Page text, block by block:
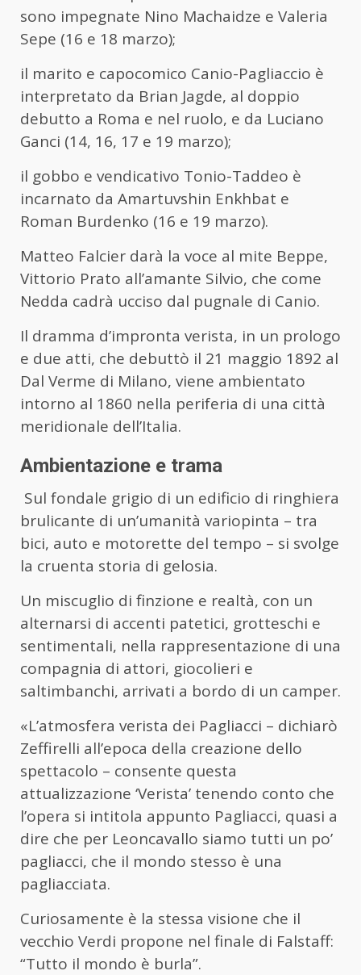
sono impegnate Nino Machaidze e Valeria
Sepe (16 e 18 marzo);
il marito e capocomico Canio-Pagliaccio è
interpretato da Brian Jagde, al doppio
debutto a Roma e nel ruolo, e da Luciano
Ganci (14, 16, 17 e 19 marzo);
il gobbo e vendicativo Tonio-Taddeo è
incarnato da Amartuvshin Enkhbat e
Roman Burdenko (16 e 19 marzo).
Matteo Falcier darà la voce al mite Beppe,
Vittorio Prato all’amante Silvio, che come
Nedda cadrà ucciso dal pugnale di Canio.
Il dramma d’impronta verista, in un prologo
e due atti, che debuttò il 21 maggio 1892 al
Dal Verme di Milano, viene ambientato
intorno al 1860 nella periferia di una città
meridionale dell’Italia.
Ambientazione e trama
Sul fondale grigio di un edificio di ringhiera
brulicante di un’umanità variopinta – tra
bici, auto e motorette del tempo – si svolge
la cruenta storia di gelosia.
Un miscuglio di finzione e realtà, con un
alternarsi di accenti patetici, grotteschi e
sentimentali, nella rappresentazione di una
compagnia di attori, giocolieri e
saltimbanchi, arrivati a bordo di un camper.
«L’atmosfera verista dei Pagliacci – dichiarò
Zeffirelli all’epoca della creazione dello
spettacolo – consente questa
attualizzazione ‘Verista’ tenendo conto che
l’opera si intitola appunto Pagliacci, quasi a
dire che per Leoncavallo siamo tutti un po’
pagliacci, che il mondo stesso è una
pagliacciata.
Curiosamente è la stessa visione che il
vecchio Verdi propone nel finale di Falstaff:
“Tutto il mondo è burla”.